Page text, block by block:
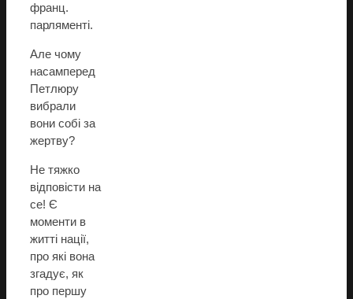
франц.
парляменті.
Але чому
насамперед
Петлюру
вибрали
вони собі за
жертву?
Не тяжко
відповісти на
се! Є
моменти в
житті нації,
про які вона
згадує, як
про першу